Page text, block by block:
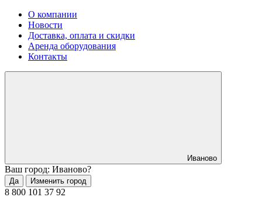
О компании
Новости
Доставка, оплата и скидки
Аренда оборудования
Контакты
Иваново
Ваш город: Иваново?
Да Изменить город
8 800 101 37 92